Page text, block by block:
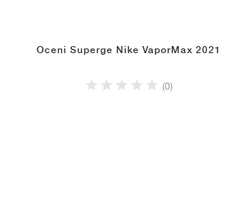
Oceni Superge Nike VaporMax 2021
(0)